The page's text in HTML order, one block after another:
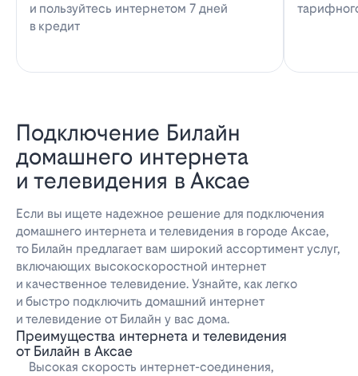
и пользуйтесь интернетом 7 дней
в кредит
Подключение Билайн
домашнего интернета
и телевидения в Аксае
Если вы ищете надежное решение для подключения
домашнего интернета и телевидения в городе Аксае,
то Билайн предлагает вам широкий ассортимент услуг,
включающих высокоскоростной интернет
и качественное телевидение. Узнайте, как легко
и быстро подключить домашний интернет
и телевидение от Билайн у вас дома.
Преимущества интернета и телевидения
от Билайн в Аксае
Высокая скорость интернет-соединения,